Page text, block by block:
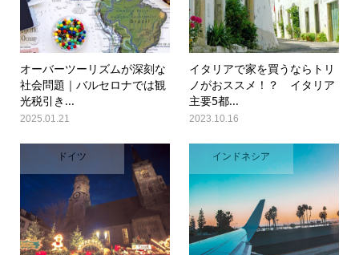
オーバーツーリズムが深刻な
社会問題｜バルセロナでは観
光税引き...
2025.01.21
イタリアで家を買うならトリ
ノがおススメ！？ イタリア
主要5都...
2023.10.16
ドイツ インドネシア